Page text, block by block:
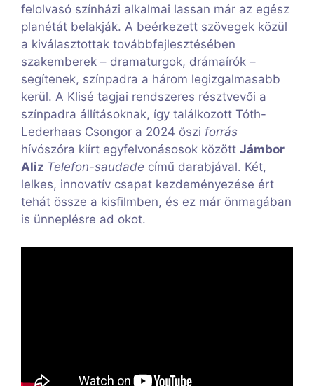
felolvasó színházi alkalmai lassan már az egész
planétát belakják. A beérkezett szövegek közül
a kiválasztottak továbbfejlesztésében
szakemberek – dramaturgok, drámaírók –
segítenek, színpadra a három legizgalmasabb
kerül. A Klisé tagjai rendszeres résztvevői a
színpadra állításoknak, így találkozott Tóth-
Lederhaas Csongor a 2024 őszi forrás
hívószóra kiírt egyfelvonásosok között Jámbor
Aliz Telefon-saudade című darabjával. Két,
lelkes, innovatív csapat kezdeményezése ért
tehát össze a kisfilmben, és ez már önmagában
is ünneplésre ad okot.